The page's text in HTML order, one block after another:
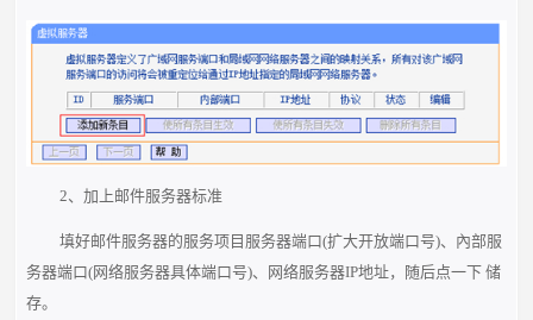
2、加上邮件服务器标准
填好邮件服务器的服务项目服务器端口(扩大开放端口号)、內部服
务器端口(网络服务器具体端口号)、网络服务器IP地址，随后点一下 储
存。